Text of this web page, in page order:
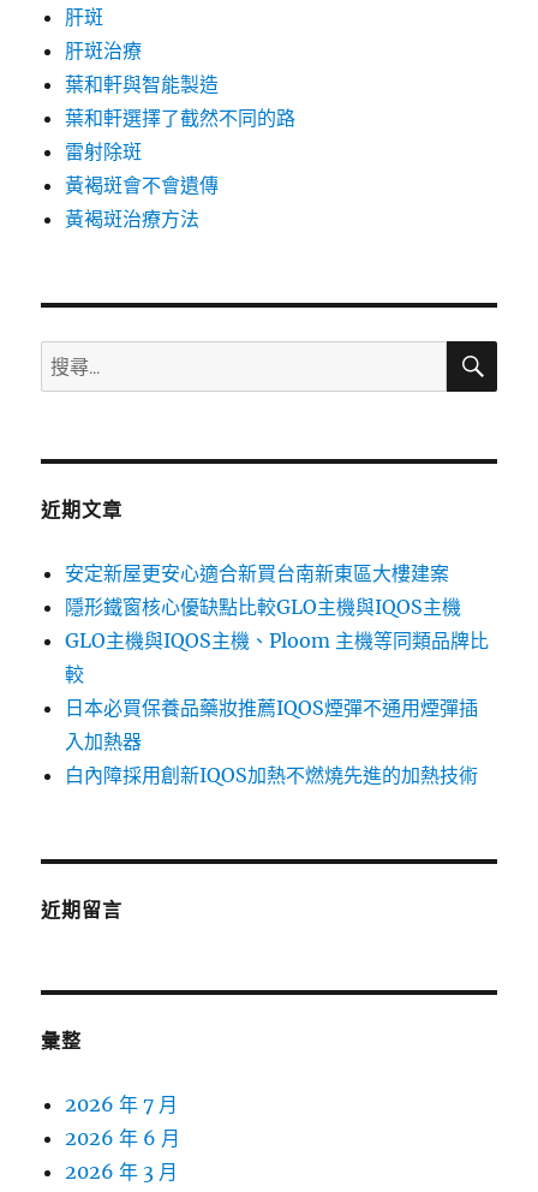
肝斑
肝斑治療
葉和軒與智能製造
葉和軒選擇了截然不同的路
雷射除斑
黃褐斑會不會遺傳
黃褐斑治療方法
搜
尋
鍵
搜
近期文章
安定新屋更安心適合新買台南新東區大樓建案
隱形鐵窗核心優缺點比較GLO主機與IQOS主機
GLO主機與IQOS主機、Ploom 主機等同類品牌比
較
日本必買保養品藥妝推薦IQOS煙彈不通用煙彈插
入加熱器
白內障採用創新IQOS加熱不燃燒先進的加熱技術
近期留言
彙整
2026 年 7 月
2026 年 6 月
2026 年 3 月